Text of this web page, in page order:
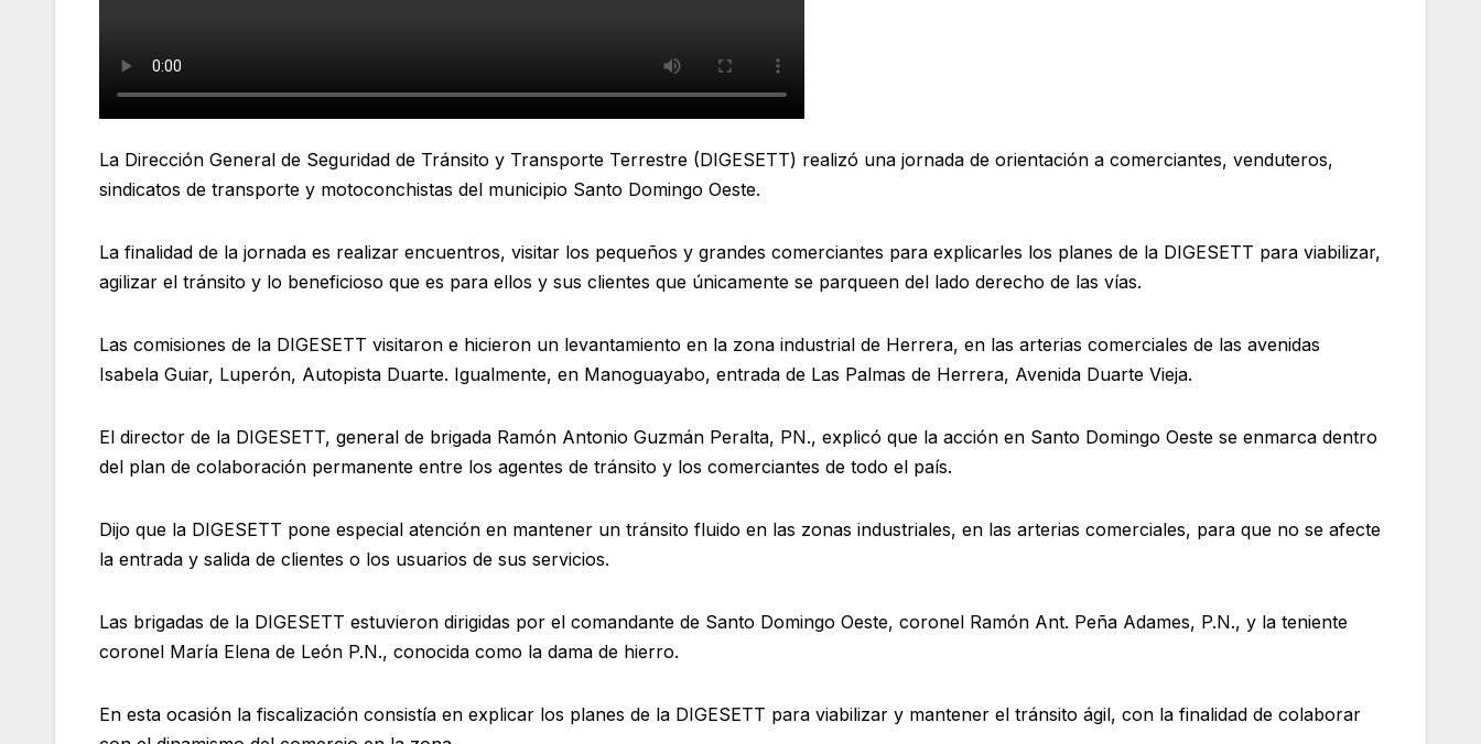
La Dirección General de Seguridad de Tránsito y Transporte Terrestre (DIGESETT) realizó una jornada de orientación a comerciantes, venduteros,
sindicatos de transporte y motoconchistas del municipio Santo Domingo Oeste.
La finalidad de la jornada es realizar encuentros, visitar los pequeños y grandes comerciantes para explicarles los planes de la DIGESETT para viabilizar,
agilizar el tránsito y lo beneficioso que es para ellos y sus clientes que únicamente se parqueen del lado derecho de las vías.
Las comisiones de la DIGESETT visitaron e hicieron un levantamiento en la zona industrial de Herrera, en las arterias comerciales de las avenidas
Isabela Guiar, Luperón, Autopista Duarte. Igualmente, en Manoguayabo, entrada de Las Palmas de Herrera, Avenida Duarte Vieja.
El director de la DIGESETT, general de brigada Ramón Antonio Guzmán Peralta, PN., explicó que la acción en Santo Domingo Oeste se enmarca dentro
del plan de colaboración permanente entre los agentes de tránsito y los comerciantes de todo el país.
Dijo que la DIGESETT pone especial atención en mantener un tránsito fluido en las zonas industriales, en las arterias comerciales, para que no se afecte
la entrada y salida de clientes o los usuarios de sus servicios.
Las brigadas de la DIGESETT estuvieron dirigidas por el comandante de Santo Domingo Oeste, coronel Ramón Ant. Peña Adames, P.N., y la teniente
coronel María Elena de León P.N., conocida como la dama de hierro.
En esta ocasión la fiscalización consistía en explicar los planes de la DIGESETT para viabilizar y mantener el tránsito ágil, con la finalidad de colaborar